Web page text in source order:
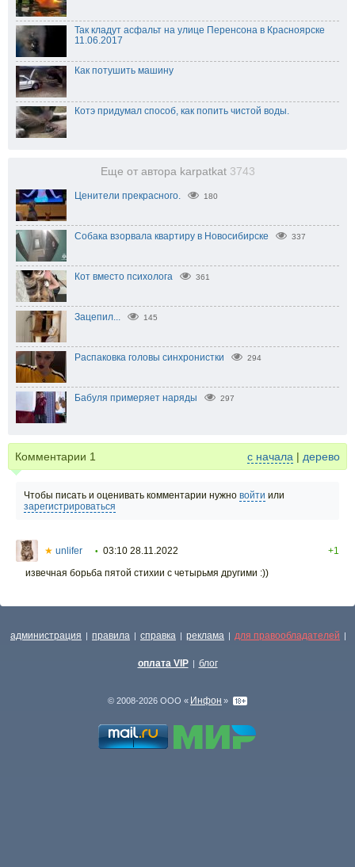
Так кладут асфальт на улице Перенсона в Красноярске
11.06.2017
Как потушить машину
Котэ придумал способ, как попить чистой воды.
Еще от автора karpatkat 3743
Ценители прекрасного. 180
Собака взорвала квартиру в Новосибирске 337
Кот вместо психолога 361
Зацепил... 145
Распаковка головы синхронистки 294
Бабуля примеряет наряды 297
Комментарии 1 с начала | дерево
Чтобы писать и оценивать комментарии нужно войти или
зарегистрироваться
★ unlifer • 03:10 28.11.2022
+1
извечная борьба пятой стихии с четырьмя другими :))
администрация | правила | справка | реклама | для правообладателей |
оплата VIP | блог
© 2008-2026 ООО « Инфон »